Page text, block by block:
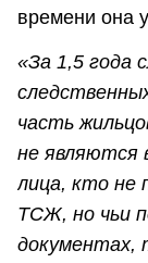
времени она
«За 1,5 года
часть
не являются
лица, кто не
ТСЖ, но чьи
документах,